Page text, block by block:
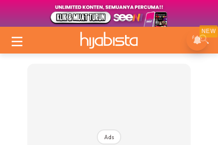
Ads
NEW